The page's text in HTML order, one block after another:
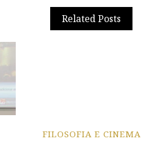
Related Posts
FILOSOFIA E CINEMA